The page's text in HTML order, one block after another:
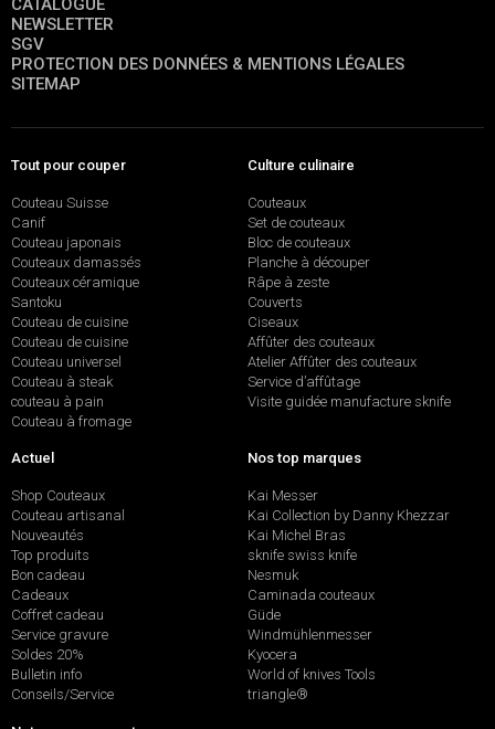
CATALOGUE
NEWSLETTER
SGV
PROTECTION DES DONNÉES & MENTIONS LÉGALES
SITEMAP
Tout pour couper
Couteau Suisse
Canif
Couteau japonais
Couteaux damassés
Couteaux céramique
Santoku
Couteau de cuisine
Couteau de cuisine
Couteau universel
Couteau à steak
couteau à pain
Couteau à fromage
Culture culinaire
Couteaux
Set de couteaux
Bloc de couteaux
Planche à découper
Râpe à zeste
Couverts
Ciseaux
Affûter des couteaux
Atelier Affûter des couteaux
Service d’affûtage
Visite guidée manufacture sknife
Actuel
Shop Couteaux
Couteau artisanal
Nouveautés
Top produits
Bon cadeau
Cadeaux
Coffret cadeau
Service gravure
Soldes 20%
Bulletin info
Conseils/Service
Nos top marques
Kai Messer
Kai Collection by Danny Khezzar
Kai Michel Bras
sknife swiss knife
Nesmuk
Caminada couteaux
Güde
Windmühlenmesser
Kyocera
World of knives Tools
triangle®